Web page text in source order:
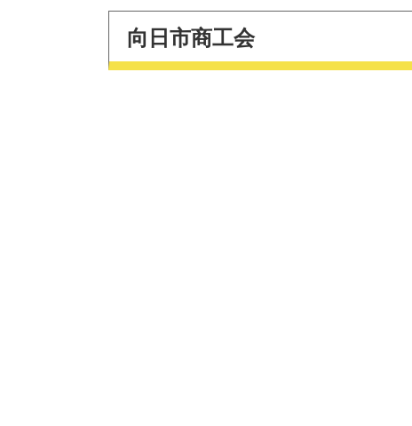
向日市商工会